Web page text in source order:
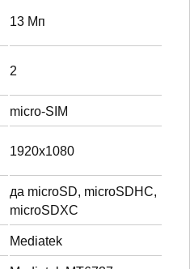
13 Мп
2
micro-SIM
1920x1080
да microSD, microSDHC,
microSDXC
Mediatek